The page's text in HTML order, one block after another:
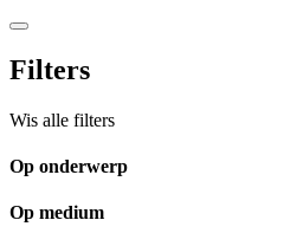
Filters
Wis alle filters
Op onderwerp
Op medium